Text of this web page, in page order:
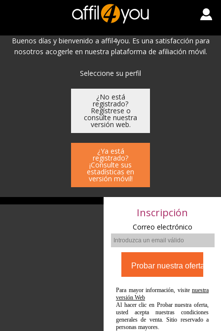
Buenos días y bienvenido a affil4you. Es una satisfacción para
nosotros acogerle en nuestra plataforma de afiliación móvil.
Seleccione su perfil
¿No está
registrado?
Regístrese o
consulte nuestra
versión web.
¿Ya está
registrado?
¡Consulte sus
estadísticas en
versión móvil!
Inscripción
Correo electrónico
Para mayor información, visite nuestra
versión Web
Al hacer clic en Probar nuestra oferta,
usted acepta nuestras condiciones
generales de venta. Sitio reservado a
personas mayores.